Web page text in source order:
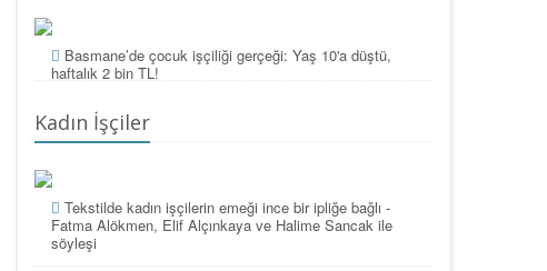
Basmane’de çocuk işçiliği gerçeği: Yaş 10'a düştü,
haftalık 2 bin TL!
Kadın İşçiler
Tekstilde kadın işçilerin emeği ince bir ipliğe bağlı -
Fatma Alökmen, Elif Alçınkaya ve Halime Sancak ile
söyleşi